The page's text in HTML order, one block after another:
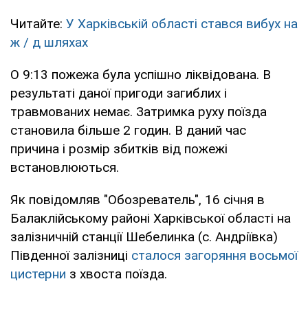
Читайте: У Харківській області стався вибух на
ж / д шляхах
О 9:13 пожежа була успішно ліквідована. В
результаті даної пригоди загиблих і
травмованих немає. Затримка руху поїзда
становила більше 2 годин. В даний час
причина і розмір збитків від пожежі
встановлюються.
Як повідомляв "Обозреватель", 16 січня в
Балаклійському районі Харківської області на
залізничній станції Шебелинка (с. Андріївка)
Південної залізниці сталося загоряння восьмої
цистерни з хвоста поїзда.